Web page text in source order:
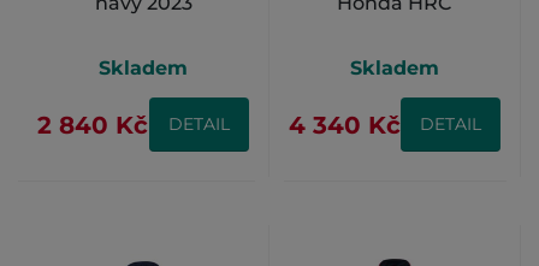
Skladem
2 840 Kč DETAIL
Skladem
4 340 Kč DETAIL